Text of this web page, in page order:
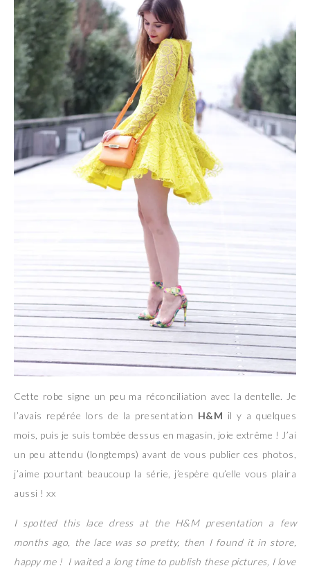
Cette robe signe un peu ma réconciliation avec la dentelle. Je
l’avais repérée lors de la presentation H&M il y a quelques
mois, puis je suis tombée dessus en magasin, joie extrême ! J’ai
un peu attendu (longtemps) avant de vous publier ces photos,
j’aime pourtant beaucoup la série, j’espère qu’elle vous plaira
aussi ! xx
I spotted this lace dress at the H&M presentation a few
months ago, the lace was so pretty, then I found it in store,
happy me ! I waited a long time to publish these pictures, I love